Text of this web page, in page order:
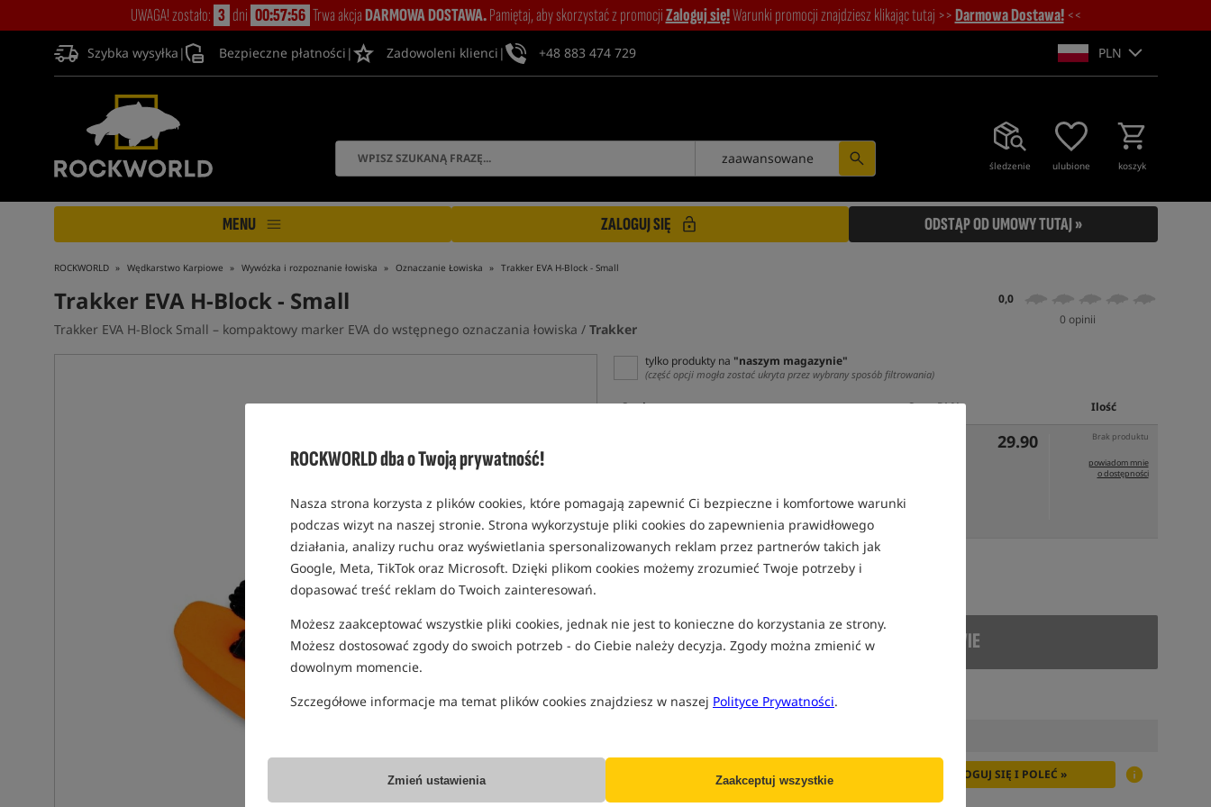
ROCKWORLD dba o Twoją prywatność!
Nasza strona korzysta z plików cookies, które pomagają zapewnić Ci bezpieczne i komfortowe warunki
podczas wizyt na naszej stronie. Strona wykorzystuje pliki cookies do zapewnienia prawidłowego
działania, analizy ruchu oraz wyświetlania spersonalizowanych reklam przez partnerów takich jak
Google, Meta, TikTok oraz Microsoft. Dzięki plikom cookies możemy zrozumieć Twoje potrzeby i
dopasować treść reklam do Twoich zainteresowań.
Możesz zaakceptować wszystkie pliki cookies, jednak nie jest to konieczne do korzystania ze strony.
Możesz dostosować zgody do swoich potrzeb - do Ciebie należy decyzja. Zgody można zmienić w
dowolnym momencie.
Szczegółowe informacje ma temat plików cookies znajdziesz w naszej Polityce Prywatności.
Zmień ustawienia Zaakceptuj wszystkie
UWAGA! zostało: 3 dni 00:57:56 Trwa akcjaDARMOWA DOSTAWA.Pamiętaj, aby skorzystać z promocjiZaloguj się!Warunki promocji znajdziesz klikając tutaj >>Darmowa Dostawa! <<
Szybka wysyłka | Bezpieczne płatności | Zadowoleni klienci | +48 883 474 729 PLN
śledzenie ulubione koszyk
zaawansowane
MENU ZALOGUJ SIĘ ODSTĄP OD UMOWY TUTAJ »
ROCKWORLD Wędkarstwo Karpiowe Wywózka i rozpoznanie łowiska Oznaczanie Łowiska Trakker EVA H-Block - Small
Trakker EVA H-Block - Small
Trakker EVA H-Block Small – kompaktowy marker EVA do wstępnego oznaczania łowiska / Trakker
0,0
0 opinii
tylko produkty na "naszym magazynie"
(część opcji mogła zostać ukryta przez wybrany sposób filtrowania)
Opcja Cena PLN Ilość
0,23
29.90 Brak produktu
powiadom mnie
o dostępności
Wszystkie podane ceny zawierają podatek VAT
INFORMUJ MNIE O DOSTAWIE
Producent:Trakker
Poleć ten produkt znajomym: ZALOGUJ SIĘ I POLEĆ »